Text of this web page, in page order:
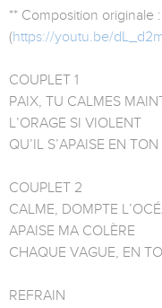
** Composition originale
(https://youtu.be/
COUPLET 1
PAIX, TU CALMES
L’ORAGE SI VIOLENT
QU’IL S’APAISE EN
COUPLET 2
CALME, DOMPTE
APAISE MA COLÈRE
CHAQUE VAGUE, EN
REFRAIN